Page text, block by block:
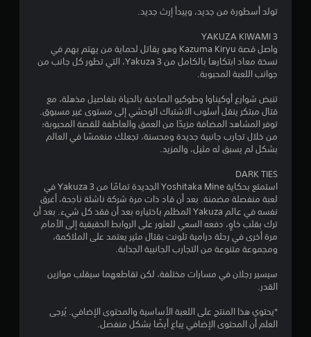
ن
ج
و
م
ن
إ
ج
م
ل
تولد أسطورة من جديد، ويبدأ إرث جديد.
YAKUZA KIWAMI 3
واصل قصة Kazuma Kiryu وهو يقاتل لحماية من يهتم بهم في
نسخة معاد ابتكارها بالكامل من Yakuza 3، التي تطور كل جانب من
جوانب اللعبة المحبوبة.
تنبض شوارع أوكيناوا وطوكيو الصاخبة بالحياة بتفاصيل مذهلة، مع
قتال مبتكر ينقل أسلوب الاشتباك الوحشي إلى مستوى غير مسبوق.
توفر المشاهد المضافة مزيدًا من العمق والعاطفة للقصة المحبوبة؛
من خلال تجارب جانبية جديدة ومحسنة، تجعلك منغمسًا في العالم
بشكل لم يسبق له مثيل، والمزيد.
DARK TIES
استمتع بحكاية Yoshitaka Mine الجديدة تمامًا من Yakuza 3 في
لعبة منفصلة مضمنة. بعد أن قاد ذات مرة شركة ناشئة ناجحة، أغرق
نفسه في عالم Yakuza المظلم باختياره بعد أن فقد كل شيء. بعد أن
ترك بقلب خاوٍ، دفعه السعي للعثور على الروابط الحقيقية إلى الأمام
مرة أخرى في رحلة درامية تلونت بقتال مثير يعتمد على الملاكمة،
ومجموعة متنوعة من التجارب الجانبية الجذابة.
سيسير رجلان في مسارات مختلفة، لكن تقاطعهما سيقلب موازين
القدر.
*يحتوي هذا المنتج على اللعبة الأساسية والمحتوى الإضافي. يُرجى
العلم أن المحتوى الإضافي يباع أيضًا بشكل منفصل.